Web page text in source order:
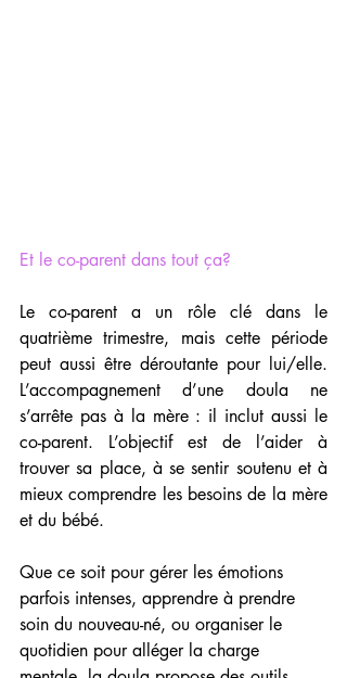
Et le co-parent dans tout ça?
Le co-parent a un rôle clé dans le
quatrième trimestre, mais cette période
peut aussi être déroutante pour lui/elle.
L’accompagnement d’une doula ne
s’arrête pas à la mère : il inclut aussi le
co-parent. L’objectif est de l’aider à
trouver sa place, à se sentir soutenu et à
mieux comprendre les besoins de la mère
et du bébé.
Que ce soit pour gérer les émotions
parfois intenses, apprendre à prendre
soin du nouveau-né, ou organiser le
quotidien pour alléger la charge